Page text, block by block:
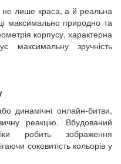
не лише краса, а й реальна
максимально природно та
корпусу, характерна
максимальну зручність
динамічні онлайн-битви,
реакцію. Вбудований
робить зображення
соковитість кольорів у